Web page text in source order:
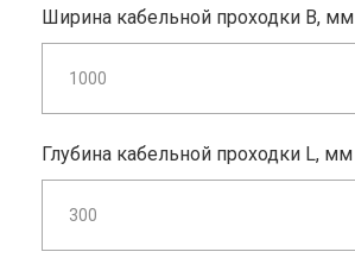
Ширина кабельной проходки B, мм
Глубина кабельной проходки L, мм